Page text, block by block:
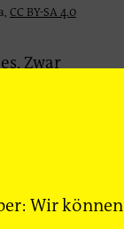
CC BY-SA 4.0
Zwar
es
Wir